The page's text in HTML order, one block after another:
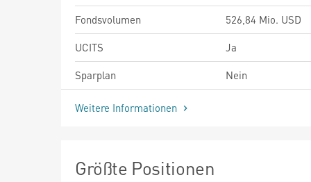
Fondsvolumen
526,84 Mio. USD
UCITS
Ja
Sparplan
Nein
Weitere Informationen
Größte Positionen